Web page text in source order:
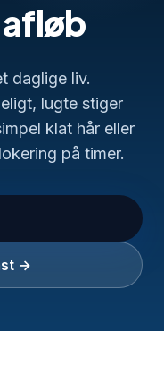
daglige liv.
lugte stiger
klat hår eller
på timer.
→